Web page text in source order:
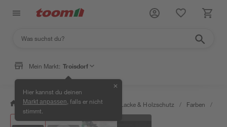
Mein Markt: Troisdorf
Hier kannst du deinen
Markt anpassen , falls er nicht
stimmt.
✕
/ Bauen & Renovieren / Farben, Lacke & Holzschutz / Farben /